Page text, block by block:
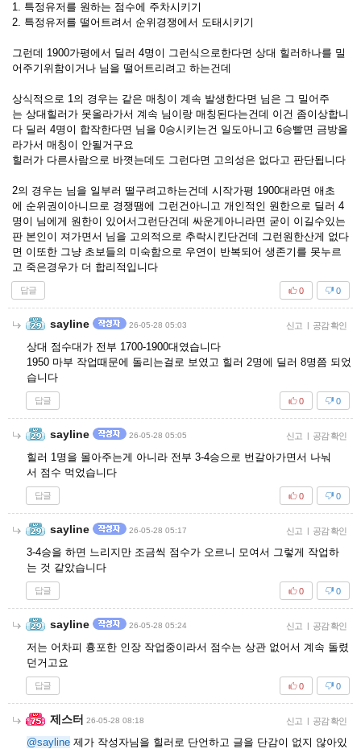
1. 특정유저를 원하는 점수에 주차시키기
2. 특정유저를 떨어트려서 순위경쟁에서 도태시키기
그런데 1900가평에서 딜러 4명이 그런식으로한다면 상대 힐러하나를 밀
어주기위함이거나 님을 떨어트리려고 하는건데
상식적으로 1의 경우는 같은 매칭이 계속 발생한다면 님은 그 밀어주
는 상대힐러가 못올라가서 계속 님이랑 매칭된다는건데 이건 좀이상합니
다 딜러 4명이 합작한다면 님을 0승시키는건 일도아니고 6승빨면 금방올
라가서 매칭이 안될거구요
힐러가 다른사람으로 바꼇는데도 그런다면 고의성은 없다고 판단됩니다
2의 경우는 님을 일부러 떨구려고하는건데 시작가평 1900대라면 애초
에 순위권이아니므로 경쟁땜에 그런건아니고 개인적인 원한으로 딜러 4
명이 님에게 원한이 있어서그런단건데 싸운게아니라면 굳이 이길수있는
판 본인이 져가면서 님을 고의적으로 추락시킨단건데 그런원한산게 없다
면 이또한 그냥 초보들의 미숙함으로 우연이 반복되어 생존기를 못누르
고 죽은경우가 더 합리적입니다
답글 0
0
sayline 26-05-28 05:03 신고 | 공감 확인
상대 점수대가 전부 1700-1900대였습니다
1950 마부 작업때문에 돌리는걸로 보였고 힐러 2명에 딜러 8명쯤 되었
습니다
답글 0
0
sayline 26-05-28 05:05 신고 | 공감 확인
힐러 1명을 몰아주는게 아니라 전부 3-4승으로 번갈아가면서 나눠
서 점수 먹었습니다
답글 0
0
sayline 26-05-28 05:17 신고 | 공감 확인
3-4승을 하면 느리지만 조금씩 점수가 오르니 모여서 그렇게 작업하
는 것 같았습니다
답글 0
0
sayline 26-05-28 05:24 신고 | 공감 확인
저는 어차피 흉포한 인장 작업중이라서 점수는 상관 없어서 계속 돌렸
던거고요
답글 0
0
제스터 26-05-28 08:18 신고 | 공감 확인
@sayline 제가 작성자님을 힐러로 단언하고 글을 단감이 없지 않아있